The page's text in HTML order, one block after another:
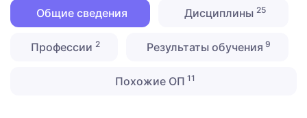
Общие сведения Дисциплины 25
Профессии 2 Результаты обучения 9
Похожие ОП 11